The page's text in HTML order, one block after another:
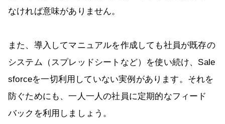
なければ意味がありません。
また、導入してマニュアルを作成しても社員が既存の
システム（スプレッドシートなど）を使い続け、Sale
sforceを一切利用していない実例があります。それを
防ぐためにも、一人一人の社員に定期的なフィード
バックを利用しましょう。